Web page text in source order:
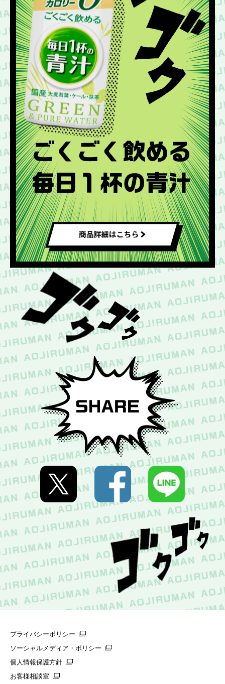
プライバシーポリシー
ソーシャルメディア・ポリシー
個人情報保護方針
お客様相談室